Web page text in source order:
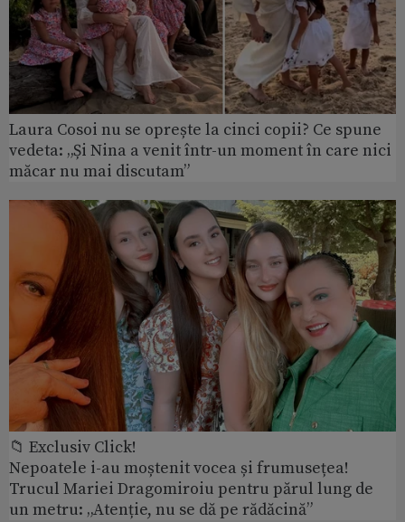
Laura Cosoi nu se oprește la cinci copii? Ce spune
vedeta: „Și Nina a venit într-un moment în care nici
măcar nu mai discutam”
📁 Exclusiv Click!
Nepoatele i-au moștenit vocea și frumusețea!
Trucul Mariei Dragomiroiu pentru părul lung de
un metru: „Atenție, nu se dă pe rădăcină”